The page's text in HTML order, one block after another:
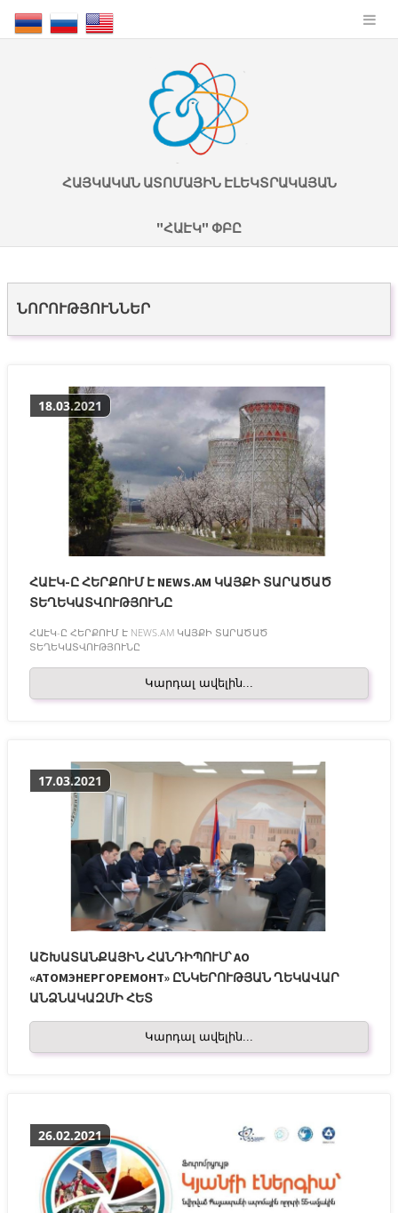
ՀԱՅԿԱԿԱՆ ԱՏՈՄԱՅԻՆ ԷԼԵԿՏՐԱԿԱՅԱՆ
"ՀԱԷԿ" ՓԲԸ
ՆՈՐՈՒԹՅՈՒՆՆԵՐ
18.03.2021
ՀԱԷԿ-Ը ՀԵՐՔՈՒՄ Է NEWS.AM ԿԱՅՔԻ ՏԱՐԱԾԱԾ
ՏԵՂԵԿԱՏՎՈՒԹՅՈՒՆԸ
ՀԱԷԿ-Ը ՀԵՐՔՈՒՄ Է NEWS.AM ԿԱՅՔԻ ՏԱՐԱԾԱԾ
ՏԵՂԵԿԱՏՎՈՒԹՅՈՒՆԸ
Կարդալ ավելին...
17.03.2021
ԱՇԽԱՏԱՆՔԱՅԻՆ ՀԱՆԴԻՊՈՒՄ՝ АО
«АТОМЭНЕРГОРЕМОНТ» ԸՆԿԵՐՈՒԹՅԱՆ ՂԵԿԱՎԱՐ
ԱՆՁՆԱԿԱԶՄԻ ՀԵՏ
Կարդալ ավելին...
26.02.2021